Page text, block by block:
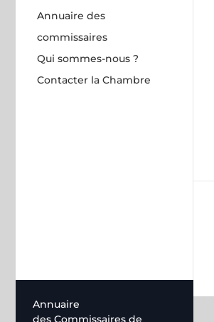
Annuaire des
commissaires
Qui sommes-nous ?
Contacter la Chambre
Annuaire
des Commissaires de